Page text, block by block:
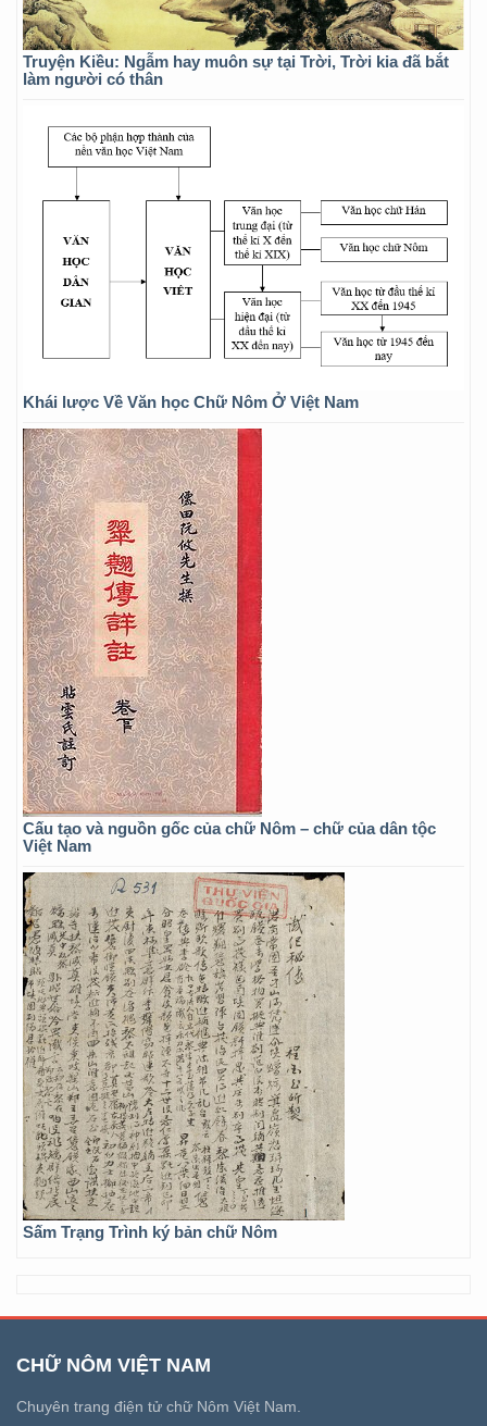
Truyện Kiều: Ngẫm hay muôn sự tại Trời, Trời kia đã bắt
làm người có thân
Khái lược Về Văn học Chữ Nôm Ở Việt Nam
Cấu tạo và nguồn gốc của chữ Nôm – chữ của dân tộc
Việt Nam
Sấm Trạng Trình ký bản chữ Nôm
CHỮ NÔM VIỆT NAM
Chuyên trang điện tử chữ Nôm Việt Nam.